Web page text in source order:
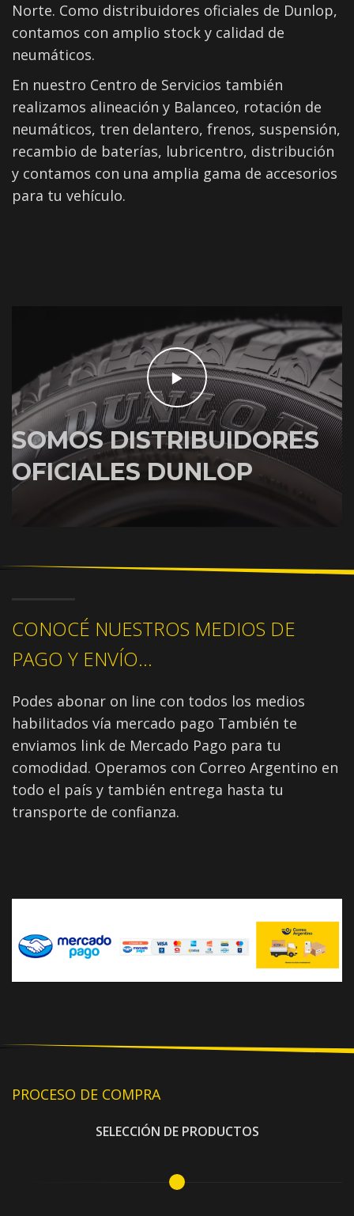
Norte. Como distribuidores oficiales de Dunlop,
contamos con amplio stock y calidad de
neumáticos.
En nuestro Centro de Servicios también
realizamos alineación y Balanceo, rotación de
neumáticos, tren delantero, frenos, suspensión,
recambio de baterías, lubricentro, distribución
y contamos con una amplia gama de accesorios
para tu vehículo.
SOMOS DISTRIBUIDORES
OFICIALES DUNLOP
CONOCÉ NUESTROS MEDIOS DE
PAGO Y ENVÍO...
Podes abonar on line con todos los medios
habilitados vía mercado pago También te
enviamos link de Mercado Pago para tu
comodidad. Operamos con Correo Argentino en
todo el país y también entrega hasta tu
transporte de confianza.
PROCESO DE COMPRA
SELECCIÓN DE PRODUCTOS